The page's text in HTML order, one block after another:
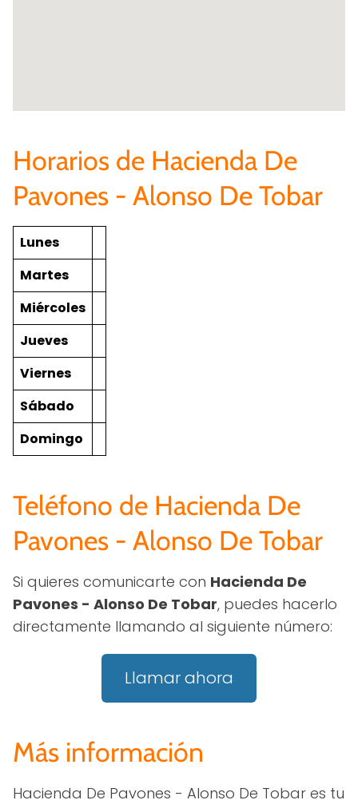
Horarios de Hacienda De
Pavones - Alonso De Tobar
Lunes
Martes
Miércoles
Jueves
Viernes
Sábado
Domingo
Teléfono de Hacienda De
Pavones - Alonso De Tobar
Si quieres comunicarte con Hacienda De
Pavones - Alonso De Tobar, puedes hacerlo
directamente llamando al siguiente número:
Llamar ahora
Más información
Hacienda De Pavones - Alonso De Tobar es tu